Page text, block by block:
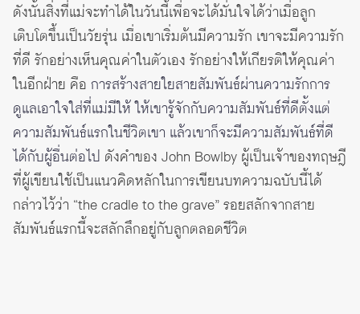
ดังนั้นสิ่งที่แม่จะทำได้ในวันนี้เพื่อจะได้มั่นใจได้ว่าเมื่อลูก
เติบโตขึ้นเป็นวัยรุ่น เมื่อเขาเริ่มต้นมีความรัก เขาจะมีความรัก
ที่ดี รักอย่างเห็นคุณค่าในตัวเอง รักอย่างให้เกียรติให้คุณค่า
ในอีกฝ่าย คือ การสร้างสายใยสายสัมพันธ์ผ่านความรักการ
ดูแลเอาใจใส่ที่แม่มีให้ ให้เขารู้จักกับความสัมพันธ์ที่ดีตั้งแต่
ความสัมพันธ์แรกในชีวิตเขา แล้วเขาก็จะมีความสัมพันธ์ที่ดี
ได้กับผู้อื่นต่อไป ดังคำของ John Bowlby ผู้เป็นเจ้าของทฤษฎี
ที่ผู้เขียนใช้เป็นแนวคิดหลักในการเขียนบทความฉบับนี้ได้
กล่าวไว้ว่า “the cradle to the grave” รอยสลักจากสาย
สัมพันธ์แรกนี้จะสลักลึกอยู่กับลูกตลอดชีวิต